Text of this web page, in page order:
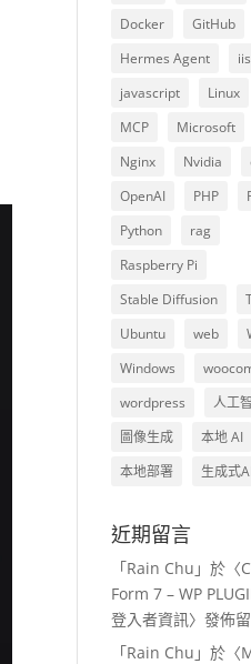
Docker
GitHub
Hermes Agent
iis
javascript
Linux
MCP
Microsoft
Nginx
Nvidia
OpenAI
PHP
Python
rag
Raspberry Pi
Stable Diffusion
Ubuntu
web
Windows
wordpress
人工
圖像生成
本地 AI
本地部署
生成式
近期留言
「Rain Chu 」於〈
Form 7 – WP
登入者資訊〉發佈
「Rain Chu 」於〈